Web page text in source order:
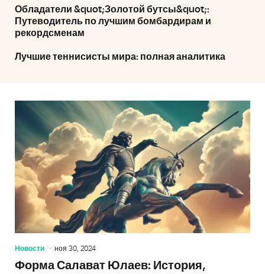
Обладатели &quot;Золотой бутсы&quot;:
Путеводитель по лучшим бомбардирам и
рекордсменам
Лучшие теннисисты мира: полная аналитика
Новости ноя 30, 2024
Форма Салават Юлаев: История,